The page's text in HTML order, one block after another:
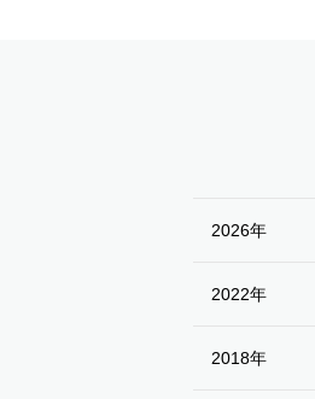
2026年
2022年
2018年